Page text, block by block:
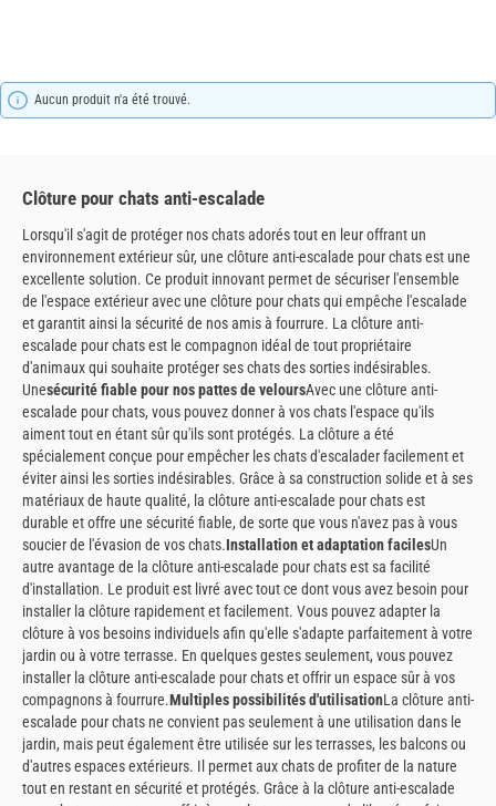
Aucun produit n'a été trouvé.
Clôture pour chats anti-escalade
Lorsqu'il s'agit de protéger nos chats adorés tout en leur offrant un
environnement extérieur sûr, une clôture anti-escalade pour chats est une
excellente solution. Ce produit innovant permet de sécuriser l'ensemble
de l'espace extérieur avec une clôture pour chats qui empêche l'escalade
et garantit ainsi la sécurité de nos amis à fourrure. La clôture anti-
escalade pour chats est le compagnon idéal de tout propriétaire
d'animaux qui souhaite protéger ses chats des sorties indésirables.
Unesécurité fiable pour nos pattes de veloursAvec une clôture anti-
escalade pour chats, vous pouvez donner à vos chats l'espace qu'ils
aiment tout en étant sûr qu'ils sont protégés. La clôture a été
spécialement conçue pour empêcher les chats d'escalader facilement et
éviter ainsi les sorties indésirables. Grâce à sa construction solide et à ses
matériaux de haute qualité, la clôture anti-escalade pour chats est
durable et offre une sécurité fiable, de sorte que vous n'avez pas à vous
soucier de l'évasion de vos chats.Installation et adaptation facilesUn
autre avantage de la clôture anti-escalade pour chats est sa facilité
d'installation. Le produit est livré avec tout ce dont vous avez besoin pour
installer la clôture rapidement et facilement. Vous pouvez adapter la
clôture à vos besoins individuels afin qu'elle s'adapte parfaitement à votre
jardin ou à votre terrasse. En quelques gestes seulement, vous pouvez
installer la clôture anti-escalade pour chats et offrir un espace sûr à vos
compagnons à fourrure.Multiples possibilités d'utilisationLa clôture anti-
escalade pour chats ne convient pas seulement à une utilisation dans le
jardin, mais peut également être utilisée sur les terrasses, les balcons ou
d'autres espaces extérieurs. Il permet aux chats de profiter de la nature
tout en restant en sécurité et protégés. Grâce à la clôture anti-escalade